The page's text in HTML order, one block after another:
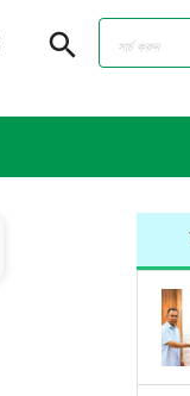
search